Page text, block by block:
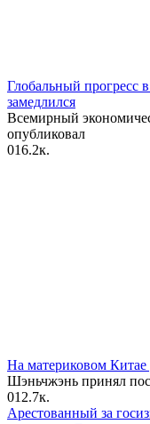
Глобальный прогресс
замедлился
Всемирный
опубликовал
016.2к.
На материковом Китае
Шэньчжэнь принял
012.7к.
Арестованный за